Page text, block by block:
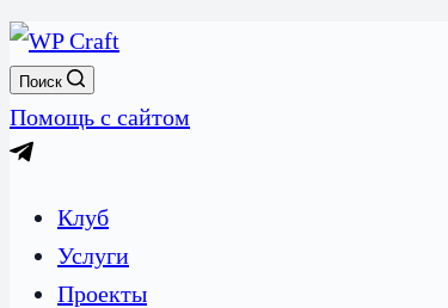
Поиск
Помощь с сайтом
Клуб
Услуги
Проекты